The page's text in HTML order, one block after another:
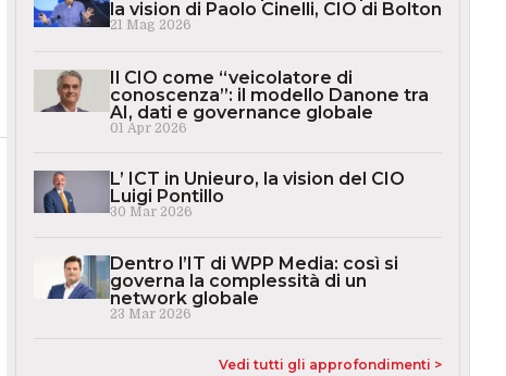
la vision di Paolo Cinelli, CIO di Bolton
21 Mag 2026
Il CIO come “veicolatore di
conoscenza”: il modello Danone tra
AI, dati e governance globale
01 Apr 2026
L’ ICT in Unieuro, la vision del CIO
Luigi Pontillo
30 Mar 2026
Dentro l’IT di WPP Media: così si
governa la complessità di un
network globale
23 Mar 2026
Vedi tutti gli approfondimenti >